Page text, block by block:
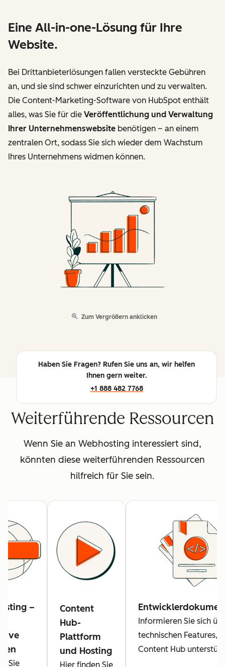
Eine All-in-one-Lösung für Ihre
Website.
Bei Drittanbieterlösungen fallen versteckte Gebühren
an, und sie sind schwer einzurichten und zu verwalten.
Die Content-Marketing-Software von HubSpot enthält
alles, was Sie für die Veröffentlichung und Verwaltung
Ihrer Unternehmenswebsite benötigen – an einem
zentralen Ort, sodass Sie sich wieder dem Wachstum
Ihres Unternehmens widmen können.
Zum Vergrößern anklicken
Haben Sie Fragen? Rufen Sie uns an, wir helfen
Ihnen gern weiter.
+1 888 482 7768
Weiterführende Ressourcen
Wenn Sie an Webhosting interessiert sind,
könnten diese weiterführenden Ressourcen
hilfreich für Sie sein.
–
Sie
Content
Hub-
Plattform
und Hosting
Hier finden Sie
Informieren Sie sich
technischen Features,
Content Hub